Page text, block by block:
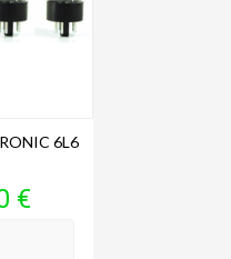
6L6
€